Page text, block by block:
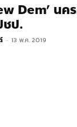
Dem’ นค
ชป.
- 13 พ.ค. 2019